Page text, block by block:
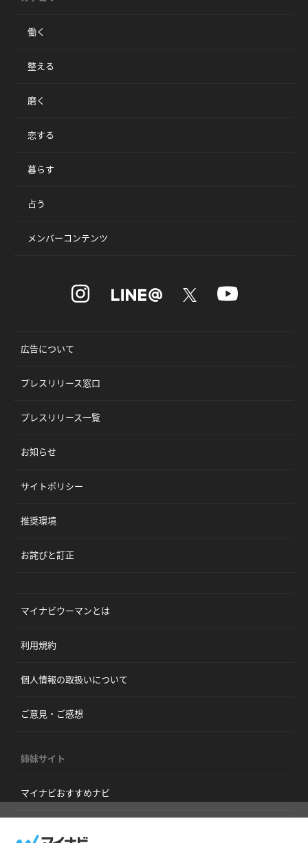
働く
整える
磨く
恋する
暮らす
占う
メンバーコンテンツ
広告について
プレスリリース窓口
プレスリリース一覧
お知らせ
サイトポリシー
推奨環境
お詫びと訂正
マイナビウーマンとは
利用規約
個人情報の取扱いについて
ご意見・ご感想
姉妹サイト
マイナビおすすめナビ